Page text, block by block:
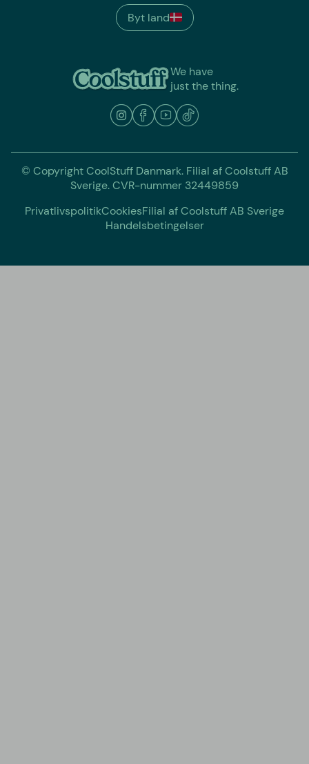
We have
just the thing.
Byt land
© Copyright CoolStuff Danmark. Filial af Coolstuff AB
Sverige. CVR-nummer 32449859
PrivatlivspolitikCookiesFilial af Coolstuff AB Sverige
Handelsbetingelser